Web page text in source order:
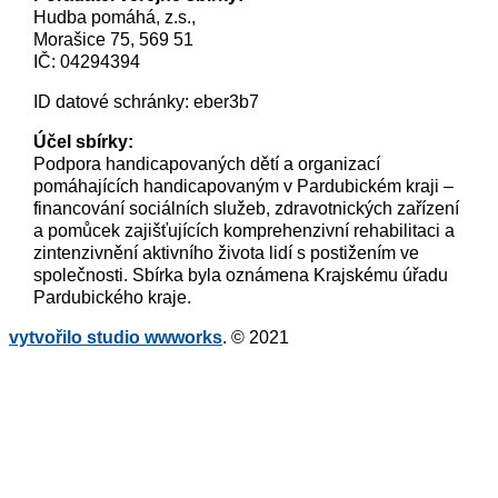
Hudba pomáhá, z.s.,
Morašice 75, 569 51
IČ: 04294394
ID datové schránky: eber3b7
Účel sbírky:
Podpora handicapovaných dětí a organizací
pomáhajících handicapovaným v Pardubickém kraji –
financování sociálních služeb, zdravotnických zařízení
a pomůcek zajišťujících komprehenzivní rehabilitaci a
zintenzivnění aktivního života lidí s postižením ve
společnosti. Sbírka byla oznámena Krajskému úřadu
Pardubického kraje.
vytvořilo studio wwworks. © 2021